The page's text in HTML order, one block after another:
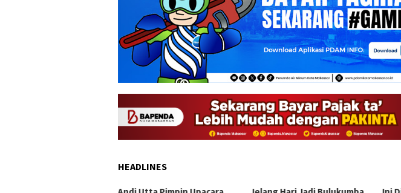
HEADLINES